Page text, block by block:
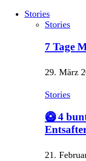
Stories
Stories
7 Tage
29. März
Stories
🥝 4
21.